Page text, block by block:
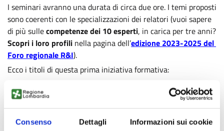
Consenso Dettagli Informazioni sui cookie
I seminari avranno una durata di circa due ore. I temi proposti
sono coerenti con le specializzazioni dei relatori (vuoi sapere
di più sullecompetenze dei 10 esperti, in carica per tre anni?
Scopri i loro profili nella pagina dell’edizione 2023-2025 del
Foro regionale R&I).
Ecco i titoli di questa prima iniziativa formativa:
Pierangelo Metrangolo
·Come l’innovazione tecnologica ha cambiato e
cambierà le nostre vite,
Emanuele Carpanzano